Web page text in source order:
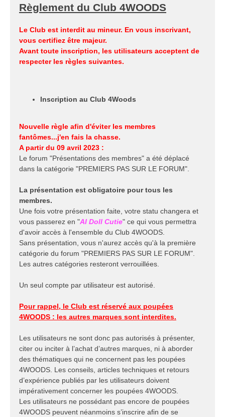
s
s
g
e
Règlement du Club 4WOODS
Le Club est interdit au mineur. En vous inscrivant,
vous certifiez être majeur.
Avant toute inscription, les utilisateurs acceptent de
respecter les règles suivantes.
Inscription au Club 4Woods
Nouvelle règle afin d'éviter les membres
fantômes...j'en fais la chasse.
A partir du 09 avril 2023 :
Le forum "Présentations des membres" a été déplacé
dans la catégorie "PREMIERS PAS SUR LE FORUM".
La présentation est obligatoire pour tous les
membres.
Une fois votre présentation faite, votre statu changera et
vous passerez en "AI Doll Cutie" ce qui vous permettra
d'avoir accès à l'ensemble du Club 4WOODS.
Sans présentation, vous n'aurez accès qu'à la première
catégorie du forum "PREMIERS PAS SUR LE FORUM".
Les autres catégories resteront verrouillées.
Un seul compte par utilisateur est autorisé.
Pour rappel, le Club est réservé aux poupées
4WOODS : les autres marques sont interdites.
Les utilisateurs ne sont donc pas autorisés à présenter,
citer ou inciter à l’achat d’autres marques, ni à aborder
des thématiques qui ne concernent pas les poupées
4WOODS. Les conseils, articles techniques et retours
d’expérience publiés par les utilisateurs doivent
impérativement concerner les poupées 4WOODS.
Les utilisateurs ne possédant pas encore de poupées
4WOODS peuvent néanmoins s’inscrire afin de se